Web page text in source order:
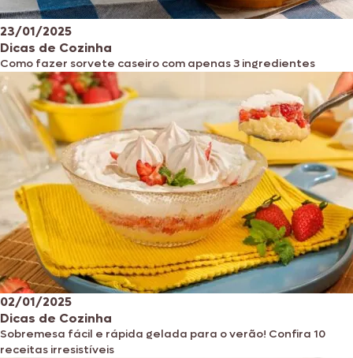
23/01/2025
Dicas de Cozinha
Como fazer sorvete caseiro com apenas 3 ingredientes
02/01/2025
Dicas de Cozinha
Sobremesa fácil e rápida gelada para o verão! Confira 10
receitas irresistíveis